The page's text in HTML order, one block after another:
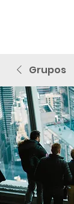
Grupos